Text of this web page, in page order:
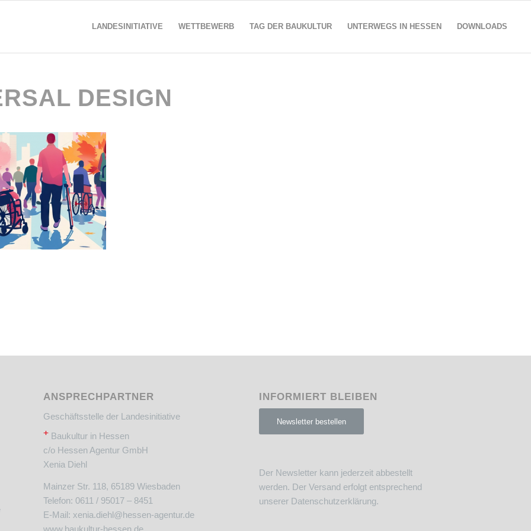
LANDESINITIATIVE WETTBEWERB TAG DER BAUKULTUR UNTERWEGS IN HESSEN DOWNLOADS
DESIGN
ANSPRECHPARTNER
Geschäftsstelle der Landesinitiative
+Baukultur in Hessen
c/o Hessen Agentur GmbH
Xenia Diehl
Mainzer Str. 118, 65189 Wiesbaden
Telefon: 0611 / 95017 – 8451
E-Mail: xenia.diehl@hessen-agentur.de
www.baukultur-hessen.de
INFORMIERT BLEIBEN
Newsletter bestellen
Der Newsletter kann jederzeit abbestellt
werden. Der Versand erfolgt entsprechend
unserer Datenschutzerklärung.